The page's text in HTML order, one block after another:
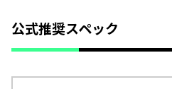
公式推奨スペック